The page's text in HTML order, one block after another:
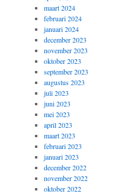
maart 2024
februari 2024
januari 2024
december 2023
november 2023
oktober 2023
september 2023
augustus 2023
juli 2023
juni 2023
mei 2023
april 2023
maart 2023
februari 2023
januari 2023
december 2022
november 2022
oktober 2022